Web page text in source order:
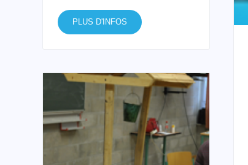
PLUS D'INFOS